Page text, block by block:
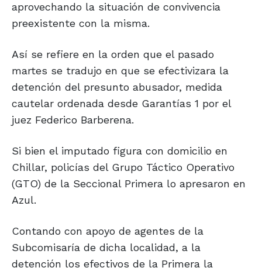
aprovechando la situación de convivencia
preexistente con la misma.
Así se refiere en la orden que el pasado
martes se tradujo en que se efectivizara la
detención del presunto abusador, medida
cautelar ordenada desde Garantías 1 por el
juez Federico Barberena.
Si bien el imputado figura con domicilio en
Chillar, policías del Grupo Táctico Operativo
(GTO) de la Seccional Primera lo apresaron en
Azul.
Contando con apoyo de agentes de la
Subcomisaría de dicha localidad, a la
detención los efectivos de la Primera la